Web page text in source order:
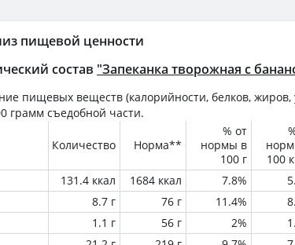
пищевой ценности
состав "Запеканка творожная с
пищевых веществ (калорийности, белков, жиров,
грамм съедобной части.
Количество Норма**
% от
нормы в
100 г
100
131.4 ккал 1684 ккал 7.8%
8.7 г 76 г 11.4%
1.1 г 56 г 2%